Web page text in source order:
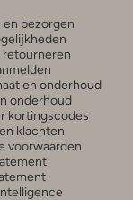
en bezorgen
retourneren
en onderhoud
onderhoud
kortingscodes
klachten
voorwaarden